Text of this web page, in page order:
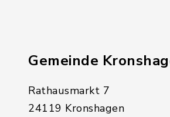
Gemeinde
Rathausmarkt 7
24119 Kronshagen